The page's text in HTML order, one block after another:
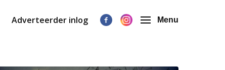
Adverteerder inlog Menu